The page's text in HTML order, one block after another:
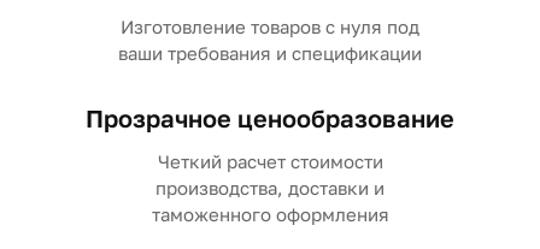
Изготовление товаров с нуля под
ваши требования и спецификации
Прозрачное ценообразование
Четкий расчет стоимости
производства, доставки и
таможенного оформления